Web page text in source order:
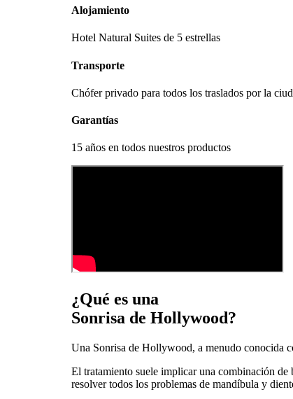
Alojamiento
Hotel Natural Suites de 5 estrellas
Transporte
Chófer privado para todos los traslados por la
Garantías
15 años en todos nuestros productos
¿Qué es una
Sonrisa de Hollywood?
Una Sonrisa de Hollywood, a menudo conocida
El tratamiento suele implicar una combinación
resolver todos los problemas de mandíbula y